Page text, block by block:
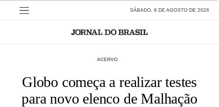
SÁBADO, 8 DE AGOSTO DE 2026
ACERVO
Globo começa a realizar testes
para novo elenco de Malhação